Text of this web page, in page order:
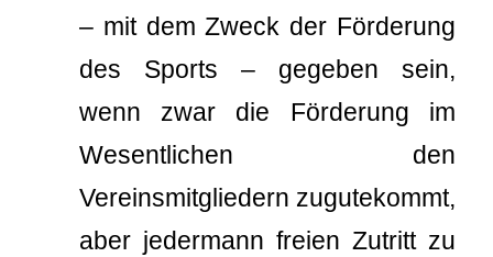
– mit dem Zweck der Förderung
des Sports – gegeben sein,
wenn zwar die Förderung im
Wesentlichen den
Vereinsmitgliedern zugutekommt,
aber jedermann freien Zutritt zu